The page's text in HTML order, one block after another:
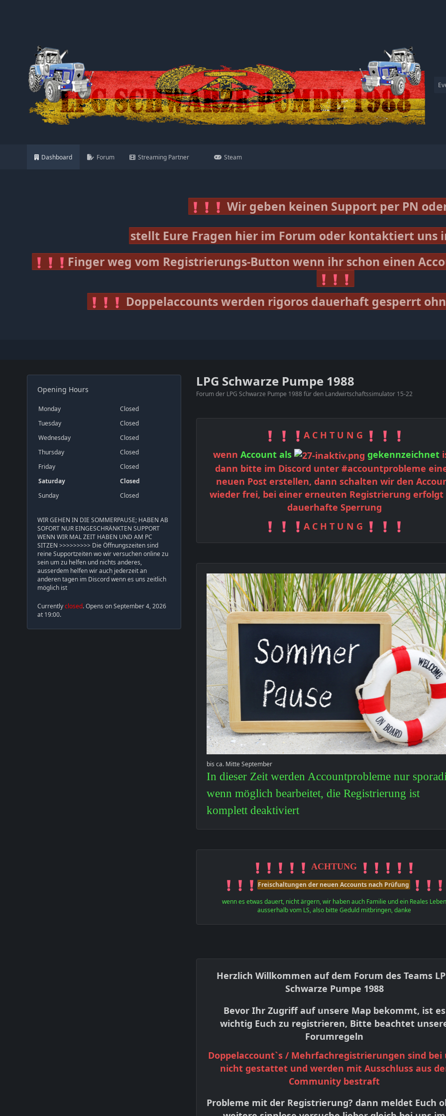
Dashboard Forum Streaming Partner Steam
Wir geben keinen Support per PN
stellt Eure Fragen hier im Forum oder kontaktiert uns
Finger weg vom Registrierungs-Button wenn ihr schon einen
Doppelaccounts werden rigoros dauerhaft gesperrt
Opening Hours
Monday
Closed
Tuesday
Closed
Wednesday
Closed
Thursday
Closed
Friday
Closed
Saturday
Closed
Sunday
Closed
WIR GEHEN IN DIE SOMMERPAUSE; HABEN AB
SOFORT NUR EINGESCHRÄNKTEN SUPPORT
WENN WIR MAL ZEIT HABEN UND AM PC
SITZEN >>>>>>>>> Die Öffnungszeiten sind
reine Supportzeiten wo wir versuchen online zu
sein um zu helfen und nichts anderes,
ausserdem helfen wir auch jederzeit an
anderen tagen im Discord wenn es uns zeitlich
möglich ist
Currentlyclosed. Opens on September 4, 2026
at 19:00.
LPG Schwarze Pumpe 1988
Forum der LPG Schwarze Pumpe 1988 für den Landwirtschaftssimulator 15-22
A C H T U N G
wennAccount als gekennzeichnet
dann bitte im Discord unter #accountprobleme
neuen Post erstellen, dann schalten wir den
wieder frei, bei einer erneuten Registrierung erfolgt
dauerhafte Sperrung
A C H T U N G
bis ca. Mitte September
In dieser Zeit werden Accountprobleme nur
wenn möglich bearbeitet, die Registrierung ist
komplett deaktiviert
ACHTUNG
Freischaltungen der neuen Accounts nach Prüfung
wenn es etwas dauert, nicht ärgern, wir haben auch Familie und ein Reales
ausserhalb vom LS, also bitte Geduld mitbringen, danke
Herzlich Willkommen auf dem Forum des Teams
Schwarze Pumpe 1988
Bevor Ihr Zugriff auf unsere Map bekommt, ist es
wichtig Euch zu registrieren, Bitte beachtet
Forumregeln
Doppelaccount`s / Mehrfachregistrierungen sind bei
nicht gestattet und werden mit Ausschluss aus
Community bestraft
Probleme mit der Registrierung? dann meldet Euch